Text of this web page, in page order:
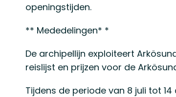
openingstijden.
** Mededelingen* *
De archipellijn exploiteert
reislijst en prijzen voor de
Tijdens de periode van 8 juli tot